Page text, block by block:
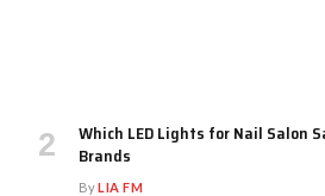
Which LED Lights for Nail Salon
Brands
ByLIA FM